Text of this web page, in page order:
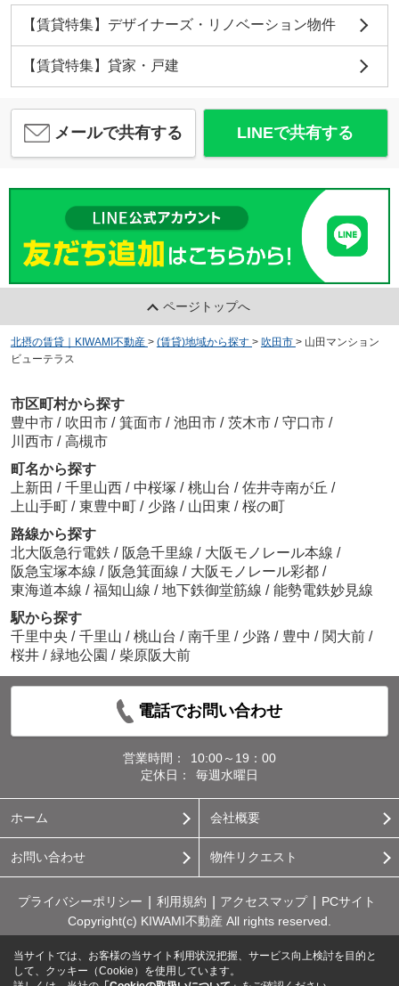
【賃貸特集】デザイナーズ・リノベーション物件
【賃貸特集】貸家・戸建
メールで共有する LINEで共有する
ページトップへ
北摂の賃貸｜KIWAMI不動産 > (賃貸)地域から探す > 吹田市 > 山田マンション
ビューテラス
市区町村から探す
豊中市 / 吹田市 / 箕面市 / 池田市 / 茨木市 / 守口市 /
川西市 / 高槻市
町名から探す
上新田 / 千里山西 / 中桜塚 / 桃山台 / 佐井寺南が丘 /
上山手町 / 東豊中町 / 少路 / 山田東 / 桜の町
路線から探す
北大阪急行電鉄 / 阪急千里線 / 大阪モノレール本線 /
阪急宝塚本線 / 阪急箕面線 / 大阪モノレール彩都 /
東海道本線 / 福知山線 / 地下鉄御堂筋線 / 能勢電鉄妙見線
駅から探す
千里中央 / 千里山 / 桃山台 / 南千里 / 少路 / 豊中 / 関大前 /
桜井 / 緑地公園 / 柴原阪大前
電話でお問い合わせ
営業時間：
10:00～19：00
定休日：
毎週水曜日
ホーム 会社概要
お問い合わせ 物件リクエスト
プライバシーポリシー 利用規約 アクセスマップ
PCサイト
Copyright(c) KIWAMI不動産 All rights reserved.
当サイトでは、お客様の当サイト利用状況把握、サービス向上検討を目的と
して、クッキー（Cookie）を使用しています。